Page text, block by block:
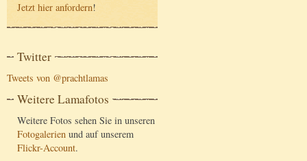
Jetzt hier anfordern!
Twitter
Tweets von @prachtlamas
Weitere Lamafotos
Weitere Fotos sehen Sie in unseren
Fotogalerien und auf unserem
Flickr-Account.